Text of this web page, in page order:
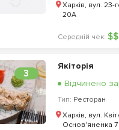
Харків, вул. 23-
20А
Середній чек: $$
3
Якіторія
Відчинено
Тип: Ресторан
Харків, вул.
Основ'яненка 7